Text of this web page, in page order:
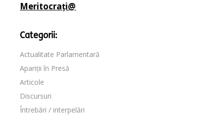
Meritocrați@
Categorii:
Actualitate Parlamentară
Apariții în Presă
Articole
Discursuri
Întrebări / interpelări